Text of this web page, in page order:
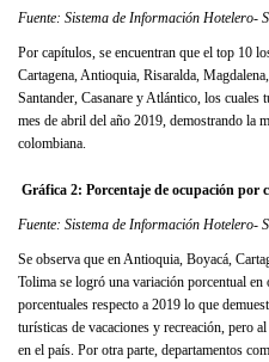
Fuente: Sistema de Información Hotelero-
Por capítulos, se encuentran que el top 10
Cartagena, Antioquia, Risaralda,
Santander, Casanare y Atlántico, los
mes de abril del año 2019, demostrando la
colombiana.
Gráfica 2: Porcentaje de ocupación por
Fuente: Sistema de Información Hotelero-
Se observa que en Antioquia, Boyacá,
Tolima se logró una variación porcentual
porcentuales respecto a 2019 lo que
turísticas de vacaciones y recreación, pero
en el país. Por otra parte, departamentos